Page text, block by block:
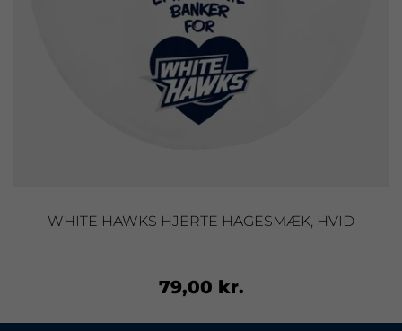
WHITE HAWKS HJERTE HAGESMÆK, HVID
79,00 kr.